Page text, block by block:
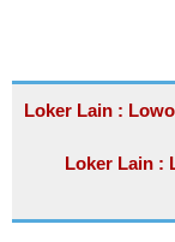
Loker Lain :
Loker Lain :